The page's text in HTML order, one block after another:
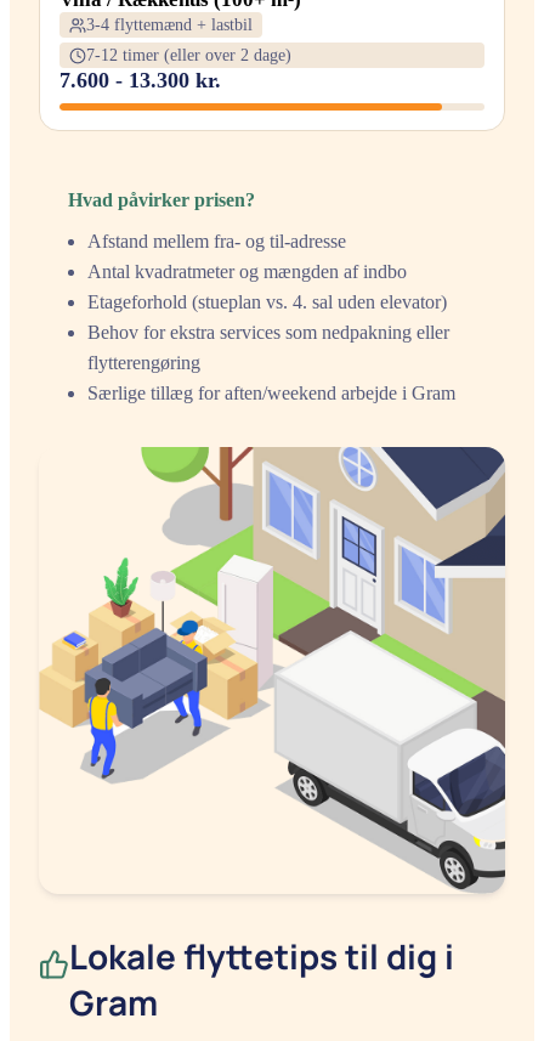
3-4 flyttemænd + lastbil
7-12 timer (eller over 2 dage)
7.600 - 13.300 kr.
Hvad påvirker prisen?
Afstand mellem fra- og til-adresse
Antal kvadratmeter og mængden af indbo
Etageforhold (stueplan vs. 4. sal uden elevator)
Behov for ekstra services som nedpakning eller
flytterengøring
Særlige tillæg for aften/weekend arbejde i Gram
Lokale flyttetips til dig i
Gram